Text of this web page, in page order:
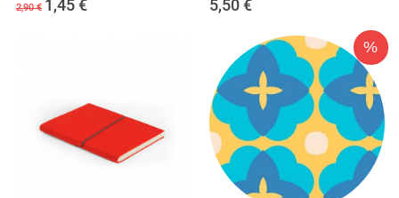
2,90 € 1,45 € 5,50 €
%